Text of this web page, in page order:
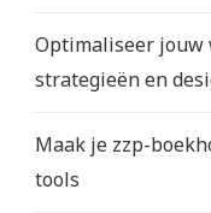
Optimaliseer jouw
strategieën en
Maak je zzp-
tools